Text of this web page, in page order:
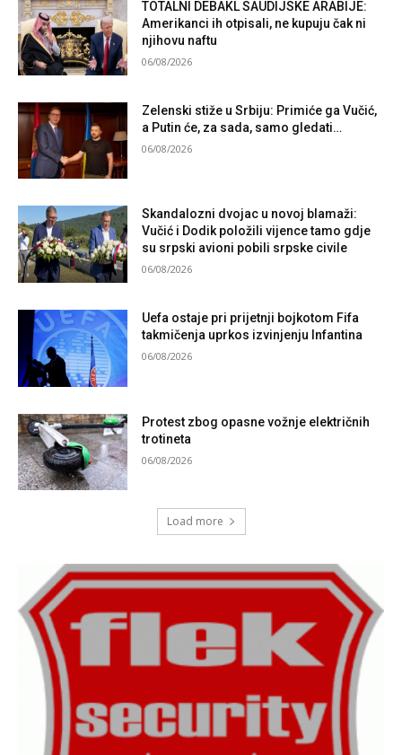
TOTALNI DEBAKL SAUDIJSKE ARABIJE:
Amerikanci ih otpisali, ne kupuju čak ni
njihovu naftu
06/08/2026
Zelenski stiže u Srbiju: Primiće ga Vučić,
a Putin će, za sada, samo gledati…
06/08/2026
Skandalozni dvojac u novoj blamaži:
Vučić i Dodik položili vijence tamo gdje
su srpski avioni pobili srpske civile
06/08/2026
Uefa ostaje pri prijetnji bojkotom Fifa
takmičenja uprkos izvinjenju Infantina
06/08/2026
Protest zbog opasne vožnje električnih
trotineta
06/08/2026
Load more